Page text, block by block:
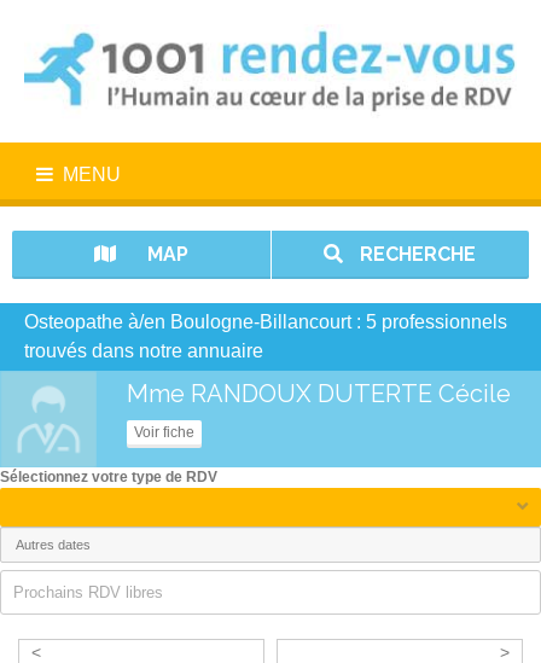
MENU
MAP RECHERCHE
Osteopathe à/en Boulogne-Billancourt : 5 professionnels
trouvés dans notre annuaire
Mme RANDOUX DUTERTE Cécile
Voir fiche
< >
Sélectionnez votre type de RDV
Prochains RDV libres